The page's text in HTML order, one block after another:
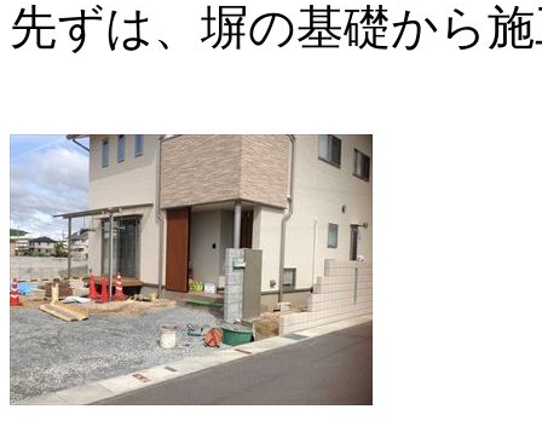
先ずは、塀の基礎から